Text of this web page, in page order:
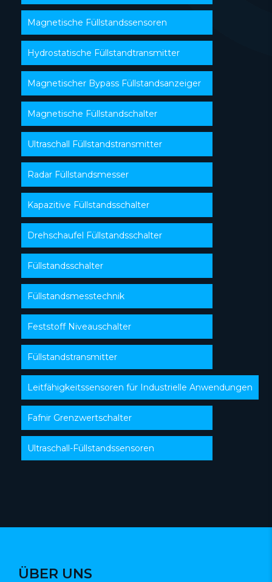
Magnetische Füllstandssensoren
Hydrostatische Füllstandtransmitter
Magnetischer Bypass Füllstandsanzeiger
Magnetische Füllstandschalter
Ultraschall Füllstandstransmitter
Radar Füllstandsmesser
Kapazitive Füllstandsschalter
Drehschaufel Füllstandsschalter
Füllstandsschalter
Füllstandsmesstechnik
Feststoff Niveauschalter
Füllstandstransmitter
Leitfähigkeitssensoren für Industrielle Anwendungen
Fafnir Grenzwertschalter
Ultraschall-Füllstandssensoren
ÜBER UNS